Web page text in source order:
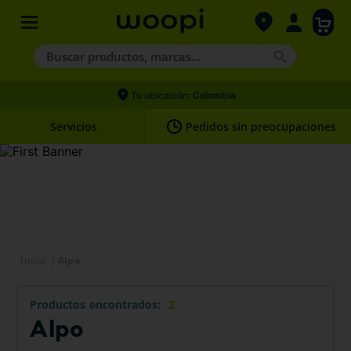
Buscar productos, marcas...
Términos más buscados
2.
hills
Tu ubicación: Colombia
Servicios Pedidos sin preocupaciones
2
Productos
Alpo